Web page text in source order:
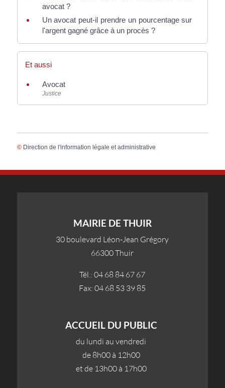
avocat ?
Un avocat peut-il prendre un pourcentage sur
l'argent gagné grâce à un procès ?
Et aussi
Avocat
Justice
© Direction de l'information légale et administrative
MAIRIE DE THUIR
30 boulevard Léon-Jean Grégory
66300 Thuir
Tél.: 04 68 84 67 67
Fax: 04 68 53 39 85
ACCUEIL DU PUBLIC
du lundi au vendredi
de 8h00 à 12h00
et de 13h00 à 17h00